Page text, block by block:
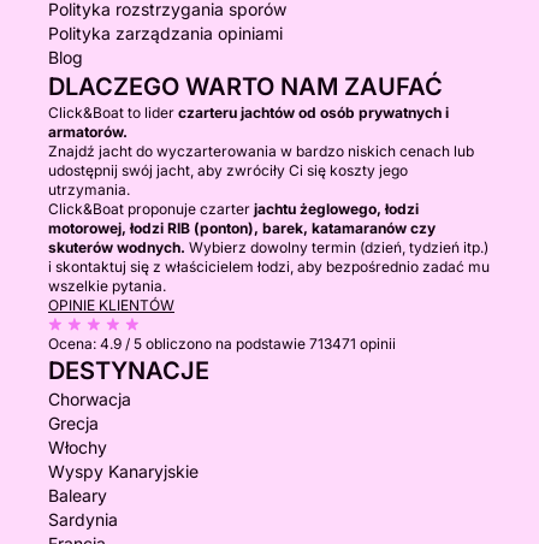
Polityka rozstrzygania sporów
Polityka zarządzania opiniami
Blog
DLACZEGO WARTO NAM ZAUFAĆ
Click&Boat to lider czarteru jachtów od osób prywatnych i
armatorów.
Znajdź jacht do wyczarterowania w bardzo niskich cenach lub
udostępnij swój jacht, aby zwróciły Ci się koszty jego
utrzymania.
Click&Boat proponuje czarter jachtu żeglowego, łodzi
motorowej, łodzi RIB (ponton), barek, katamaranów czy
skuterów wodnych. Wybierz dowolny termin (dzień, tydzień itp.)
i skontaktuj się z właścicielem łodzi, aby bezpośrednio zadać mu
wszelkie pytania.
OPINIE KLIENTÓW
Ocena: 4.9 / 5 obliczono na podstawie 713471 opinii
DESTYNACJE
Chorwacja
Grecja
Włochy
Wyspy Kanaryjskie
Baleary
Sardynia